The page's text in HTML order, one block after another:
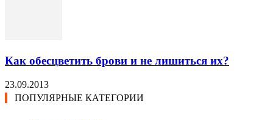
Как обесцветить брови и не лишиться их?
23.09.2013
ПОПУЛЯРНЫЕ КАТЕГОРИИ